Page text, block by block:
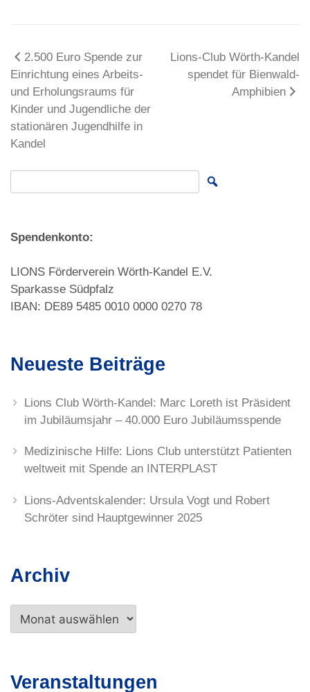
Beitragsnavigation
2.500 Euro Spende zur
Einrichtung eines Arbeits-
und Erholungsraums für
Kinder und Jugendliche der
stationären Jugendhilfe in
Kandel
Lions-Club Wörth-Kandel
spendet für Bienwald-
Amphibien
Search for:
Spendenkonto:
LIONS Förderverein Wörth-Kandel E.V.
Sparkasse Südpfalz
IBAN: DE89 5485 0010 0000 0270 78
Neueste Beiträge
Lions Club Wörth-Kandel: Marc Loreth ist Präsident
im Jubiläumsjahr – 40.000 Euro Jubiläumsspende
Medizinische Hilfe: Lions Club unterstützt Patienten
weltweit mit Spende an INTERPLAST
Lions-Adventskalender: Ursula Vogt und Robert
Schröter sind Hauptgewinner 2025
Archiv
Archiv
Veranstaltungen